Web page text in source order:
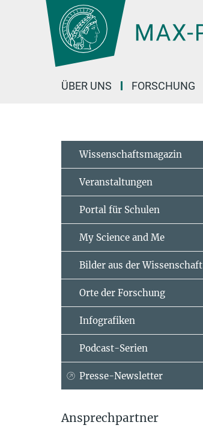
Hauptinhalt
ÜBER UNS FORSCHUNG
Wissenschaftsmagazin
Veranstaltungen
Portal für Schulen
My Science and Me
Bilder aus der Wissenschaft
Orte der Forschung
Infografiken
Podcast-Serien
Presse-Newsletter
Ansprechpartner